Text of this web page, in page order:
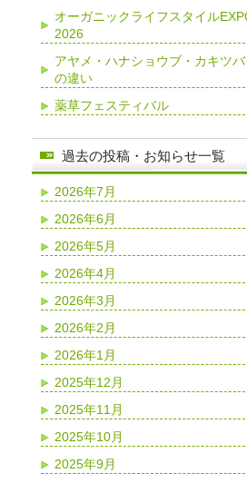
オーガニックライフスタイル
2026
アヤメ・ハナショウブ・カキツバ
の違い
薬草フェスティバル
過去の投稿・お知らせ一覧
2026年7月
2026年6月
2026年5月
2026年4月
2026年3月
2026年2月
2026年1月
2025年12月
2025年11月
2025年10月
2025年9月